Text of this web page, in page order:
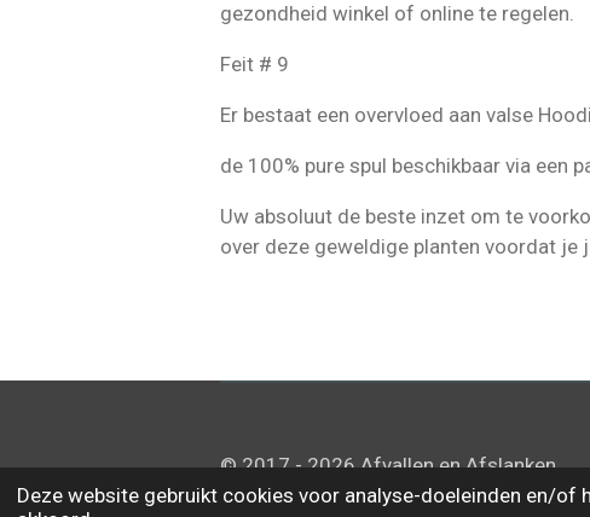
Deze website gebruikt cookies voor analyse-doeleinden en/of
gezondheid winkel of online te regelen.
Feit # 9
Er bestaat een overvloed aan valse
de 100% pure spul beschikbaar via een
Uw absoluut de beste inzet om te
over deze geweldige planten voordat
© 2017 - 2026 Afvallen en Afslanken